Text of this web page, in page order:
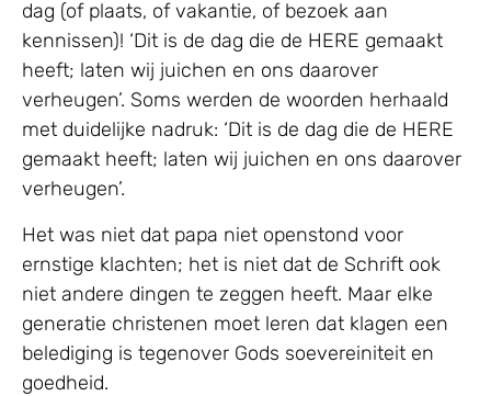
dag (of plaats, of vakantie, of bezoek aan
kennissen)! ‘Dit is de dag die de HERE gemaakt
heeft; laten wij juichen en ons daarover
verheugen’. Soms werden de woorden herhaald
met duidelijke nadruk: ‘Dit is de dag die de HERE
gemaakt heeft; laten wij juichen en ons daarover
verheugen’.
Het was niet dat papa niet openstond voor
ernstige klachten; het is niet dat de Schrift ook
niet andere dingen te zeggen heeft. Maar elke
generatie christenen moet leren dat klagen een
belediging is tegenover Gods soevereiniteit en
goedheid.